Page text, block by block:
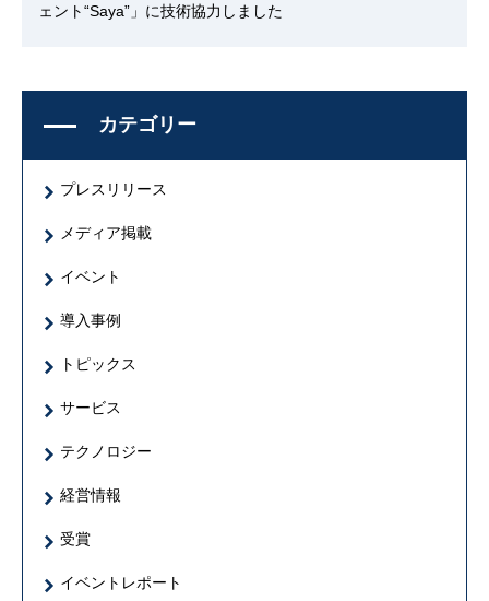
ェント“Saya”」に技術協力しました
カテゴリー
プレスリリース
メディア掲載
イベント
導入事例
トピックス
サービス
テクノロジー
経営情報
受賞
イベントレポート